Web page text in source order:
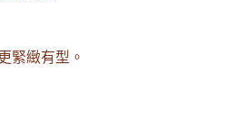
緊緻有型。